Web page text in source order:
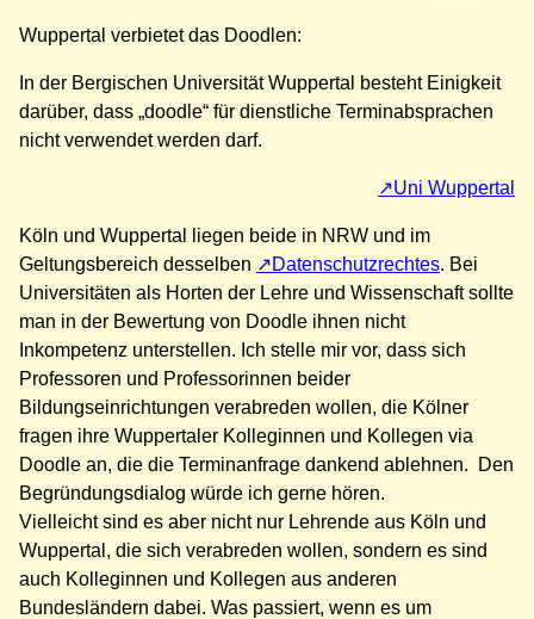
Wuppertal verbietet das Doodlen:
In der Bergischen Universität Wuppertal besteht Einigkeit
darüber, dass „doodle“ für dienstliche Terminabsprachen
nicht verwendet werden darf.
Uni Wuppertal
Köln und Wuppertal liegen beide in NRW und im
Geltungsbereich desselben
Datenschutzrechtes. Bei
Universitäten als Horten der Lehre und Wissenschaft sollte
man in der Bewertung von Doodle ihnen nicht
Inkompetenz unterstellen. Ich stelle mir vor, dass sich
Professoren und Professorinnen beider
Bildungseinrichtungen verabreden wollen, die Kölner
fragen ihre Wuppertaler Kolleginnen und Kollegen via
Doodle an, die die Terminanfrage dankend ablehnen. Den
Begründungsdialog würde ich gerne hören.
Vielleicht sind es aber nicht nur Lehrende aus Köln und
Wuppertal, die sich verabreden wollen, sondern es sind
auch Kolleginnen und Kollegen aus anderen
Bundesländern dabei. Was passiert, wenn es um